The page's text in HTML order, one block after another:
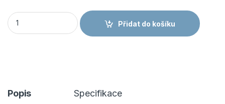
ČERVA MAX ECO STRETCH - Pánské strečové pracovní
Přidat do košíku
Popis Specifikace